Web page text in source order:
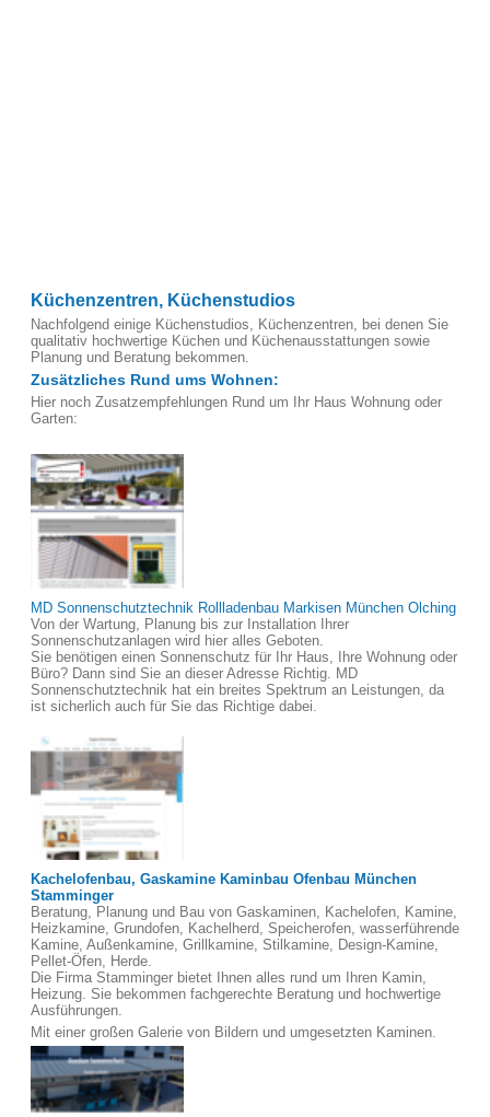
Küchenzentren, Küchenstudios
Nachfolgend einige Küchenstudios, Küchenzentren, bei denen Sie
qualitativ hochwertige Küchen und Küchenausstattungen sowie
Planung und Beratung bekommen.
Zusätzliches Rund ums Wohnen:
Hier noch Zusatzempfehlungen Rund um Ihr Haus Wohnung oder
Garten:
MD Sonnenschutztechnik Rollladenbau Markisen München Olching
Von der Wartung, Planung bis zur Installation Ihrer
Sonnenschutzanlagen wird hier alles Geboten.
Sie benötigen einen Sonnenschutz für Ihr Haus, Ihre Wohnung oder
Büro? Dann sind Sie an dieser Adresse Richtig. MD
Sonnenschutztechnik hat ein breites Spektrum an Leistungen, da
ist sicherlich auch für Sie das Richtige dabei.
Kachelofenbau, Gaskamine Kaminbau Ofenbau München
Stamminger
Beratung, Planung und Bau von Gaskaminen, Kachelofen, Kamine,
Heizkamine, Grundofen, Kachelherd, Speicherofen, wasserführende
Kamine, Außenkamine, Grillkamine, Stilkamine, Design-Kamine,
Pellet-Öfen, Herde.
Die Firma Stamminger bietet Ihnen alles rund um Ihren Kamin,
Heizung. Sie bekommen fachgerechte Beratung und hochwertige
Ausführungen.
Mit einer großen Galerie von Bildern und umgesetzten Kaminen.